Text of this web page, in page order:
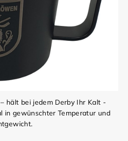
hält bei jedem Derby Ihr Kalt -
in gewünschter Temperatur und